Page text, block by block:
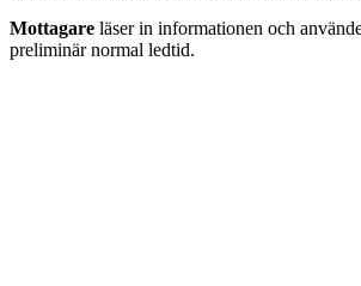
Mottagare läser in informationen och
preliminär normal ledtid.